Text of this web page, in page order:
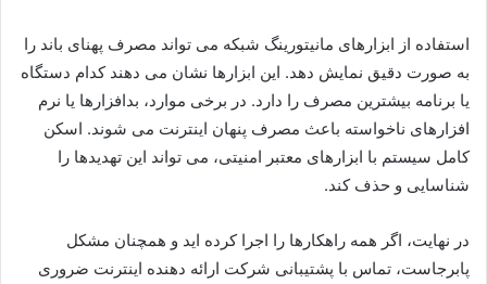
استفاده از ابزارهای مانیتورینگ شبکه می تواند مصرف پهنای باند را
به صورت دقیق نمایش دهد. این ابزارها نشان می دهند کدام دستگاه
یا برنامه بیشترین مصرف را دارد. در برخی موارد، بدافزارها یا نرم
افزارهای ناخواسته باعث مصرف پنهان اینترنت می شوند. اسکن
کامل سیستم با ابزارهای معتبر امنیتی، می تواند این تهدیدها را
شناسایی و حذف کند.
در نهایت، اگر همه راهکارها را اجرا کرده اید و همچنان مشکل
پابرجاست، تماس با پشتیبانی شرکت ارائه دهنده اینترنت ضروری